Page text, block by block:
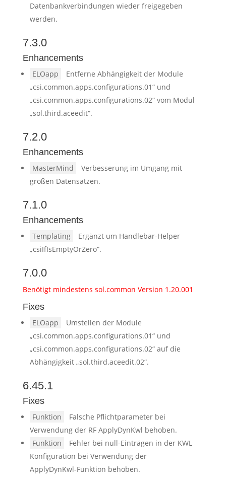
Datenbankverbindungen wieder freigegeben
werden.
7.3.0
Enhancements
ELOapp
Entferne Abhängigkeit der Module
„csi.common.apps.configurations.01“ und
„csi.common.apps.configurations.02“ vom Modul
„sol.third.aceedit“.
7.2.0
Enhancements
MasterMind
Verbesserung im Umgang mit
großen Datensätzen.
7.1.0
Enhancements
Templating
Ergänzt um Handlebar-Helper
„csiIfIsEmptyOrZero“.
7.0.0
Benötigt mindestens sol.common Version 1.20.001
Fixes
ELOapp
Umstellen der Module
„csi.common.apps.configurations.01“ und
„csi.common.apps.configurations.02“ auf die
Abhängigkeit „sol.third.aceedit.02“.
6.45.1
Fixes
Funktion
Falsche Pflichtparameter bei
Verwendung der RF ApplyDynKwl behoben.
Funktion
Fehler bei null-Einträgen in der KWL
Konfiguration bei Verwendung der
ApplyDynKwl-Funktion behoben.